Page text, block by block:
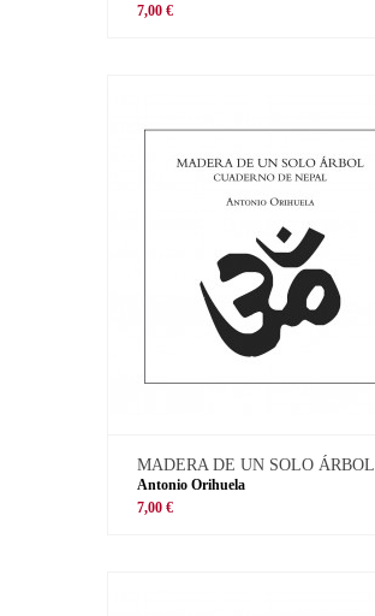
7,00 €
MADERA DE UN SOLO ÁRBOL
Antonio Orihuela
7,00 €